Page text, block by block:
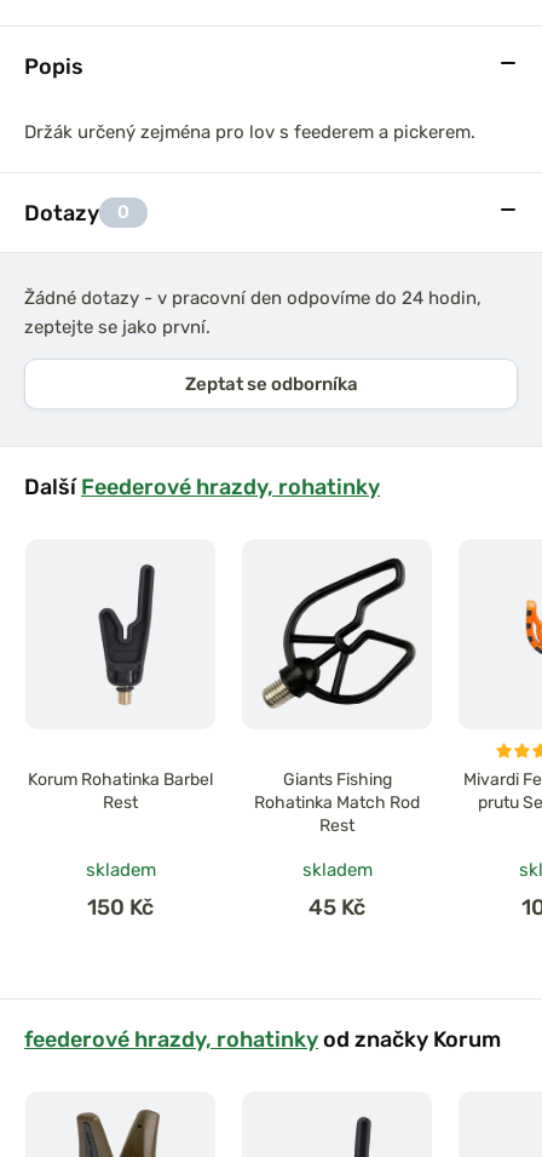
Popis
Držák určený zejména pro lov s feederem a pickerem.
Dotazy 0
Žádné dotazy - v pracovní den odpovíme do 24 hodin,
zeptejte se jako první.
Zeptat se odborníka
DalšíFeederové hrazdy, rohatinky
Korum Rohatinka Barbel
Rest
skladem
150 Kč
Giants Fishing
Rohatinka Match Rod
Rest
skladem
45 Kč
Mivardi
prutu
feederové hrazdy, rohatinkyod značky Korum